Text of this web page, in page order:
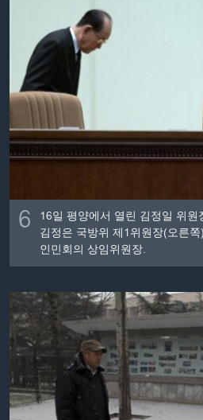
6 16일 평양에서 열린 김정일 위
김정은 국방위 제1위원장(오른
인민회의 상임위원장.